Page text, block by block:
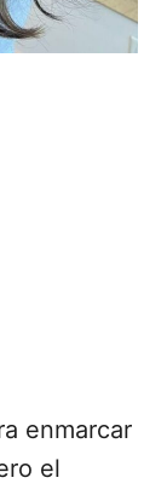
enmarcar
el